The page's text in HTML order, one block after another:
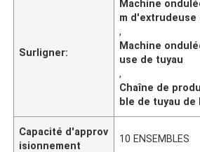
Surligner:
Machine
m d'extrudeuse
,
Machine
use de tuyau
,
Chaîne de
ble de tuyau de
Capacité d'approv
isionnement
10 ENSEMBLES